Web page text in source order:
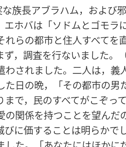
族長アブラハム，および
エホバは「ソドムとゴモラ
れらの都市と住人すべてを
ず，調査を行ないました。
されました。二人は，義
た日の晩，「その都市の
で，民のすべてがこぞっ
の関係を持つことを望んだ
びに価することは明らかで